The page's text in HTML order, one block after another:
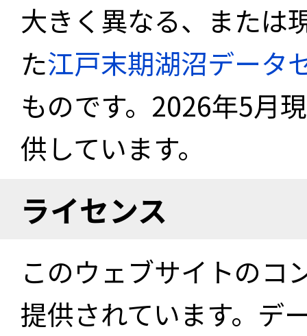
大きく異なる、または
た江戸末期湖沼データ
ものです。2026年5月
供しています。
ライセンス
このウェブサイトのコ
提供されています。デ